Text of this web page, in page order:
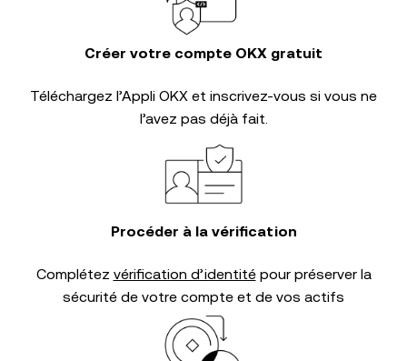
Créer votre compte OKX gratuit
Téléchargez l’Appli OKX et inscrivez-vous si vous ne
l’avez pas déjà fait.
Procéder à la vérification
Complétez vérification d’identitépour préserver la
sécurité de votre compte et de vos actifs